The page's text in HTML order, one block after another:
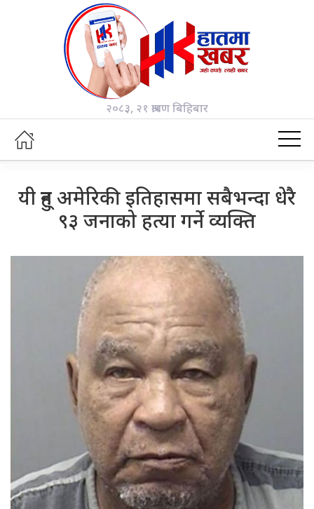
२०८३, २१ श्रावण बिहिबार
यी हुन् अमेरिकी इतिहासमा सबैभन्दा धेरै
९३ जनाको हत्या गर्ने व्यक्ति